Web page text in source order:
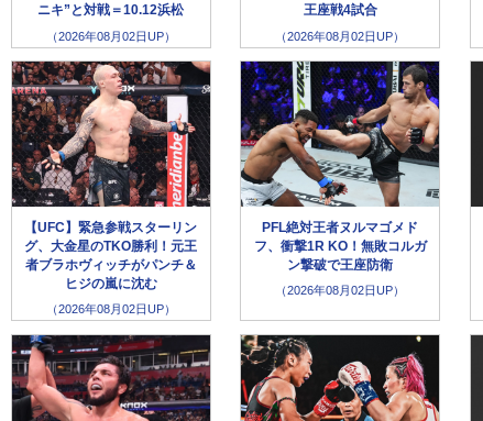
ニキ”と対戦＝10.12浜松
（2026年08月02日UP）
王座戦4試合
（2026年08月02日UP）
【UFC】緊急参戦スターリン
グ、大金星のTKO勝利！元王
者ブラホヴィッチがパンチ＆
ヒジの嵐に沈む
（2026年08月02日UP）
PFL絶対王者ヌルマゴメド
フ、衝撃1R KO！無敗コルガ
ン撃破で王座防衛
（2026年08月02日UP）